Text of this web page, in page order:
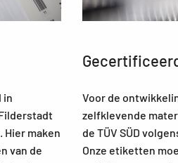
in
maken
van de
Voor de
zelfklevende
de TÜV SÜD
Onze etiketten